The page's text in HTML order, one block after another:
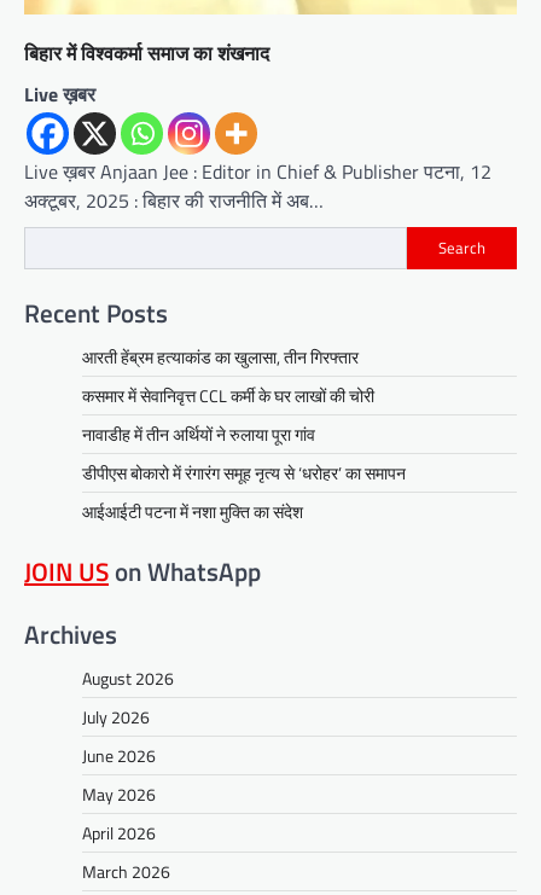
बिहार में विश्वकर्मा समाज का शंखनाद
Live ख़बर
Live ख़बर Anjaan Jee : Editor in Chief & Publisher पटना, 12
अक्टूबर, 2025 : बिहार की राजनीति में अब…
Search
Recent Posts
आरती हेंब्रम हत्याकांड का खुलासा, तीन गिरफ्तार
कसमार में सेवानिवृत्त CCL कर्मी के घर लाखों की चोरी
नावाडीह में तीन अर्थियों ने रुलाया पूरा गांव
डीपीएस बोकारो में रंगारंग समूह नृत्य से ‘धरोहर’ का समापन
आईआईटी पटना में नशा मुक्ति का संदेश
JOIN USon WhatsApp
Archives
August 2026
July 2026
June 2026
May 2026
April 2026
March 2026